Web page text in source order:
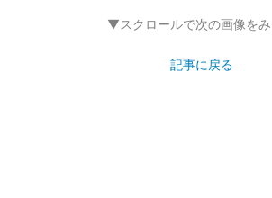
▼スクロールで次の画像を
記事に戻る